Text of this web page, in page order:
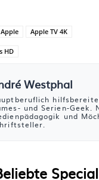
Apple Apple TV 4K
HD
Westphal
und Serien-Geek.
und